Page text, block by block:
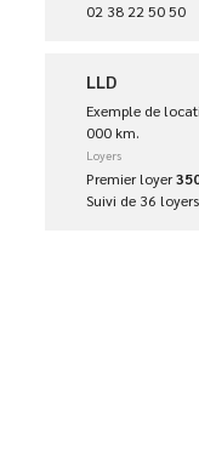
02 38 22 50 50
LLD
Exemple de
000 km.
Loyers
Premier loyer
Suivi de 36